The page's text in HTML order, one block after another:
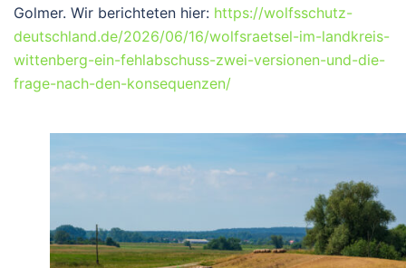
Golmer. Wir berichteten hier: https://wolfsschutz-
deutschland.de/2026/06/16/wolfsraetsel-im-landkreis-
wittenberg-ein-fehlabschuss-zwei-versionen-und-die-
frage-nach-den-konsequenzen/